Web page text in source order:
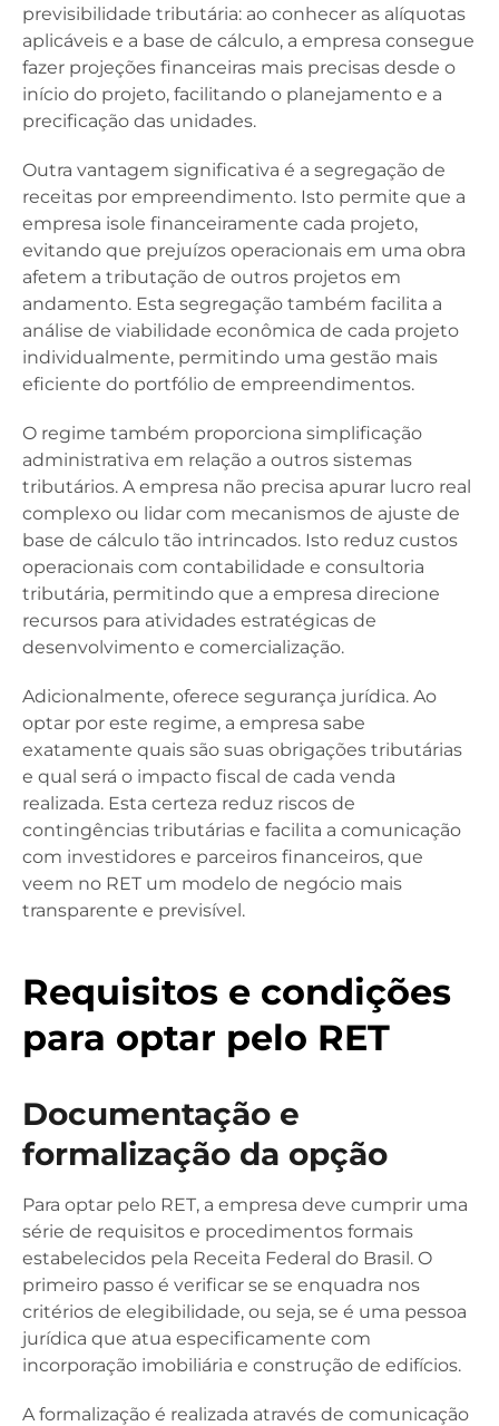
previsibilidade tributária: ao conhecer as alíquotas
aplicáveis e a base de cálculo, a empresa consegue
fazer projeções financeiras mais precisas desde o
início do projeto, facilitando o planejamento e a
precificação das unidades.
Outra vantagem significativa é a segregação de
receitas por empreendimento. Isto permite que a
empresa isole financeiramente cada projeto,
evitando que prejuízos operacionais em uma obra
afetem a tributação de outros projetos em
andamento. Esta segregação também facilita a
análise de viabilidade econômica de cada projeto
individualmente, permitindo uma gestão mais
eficiente do portfólio de empreendimentos.
O regime também proporciona simplificação
administrativa em relação a outros sistemas
tributários. A empresa não precisa apurar lucro real
complexo ou lidar com mecanismos de ajuste de
base de cálculo tão intrincados. Isto reduz custos
operacionais com contabilidade e consultoria
tributária, permitindo que a empresa direcione
recursos para atividades estratégicas de
desenvolvimento e comercialização.
Adicionalmente, oferece segurança jurídica. Ao
optar por este regime, a empresa sabe
exatamente quais são suas obrigações tributárias
e qual será o impacto fiscal de cada venda
realizada. Esta certeza reduz riscos de
contingências tributárias e facilita a comunicação
com investidores e parceiros financeiros, que
veem no RET um modelo de negócio mais
transparente e previsível.
Requisitos e condições
para optar pelo RET
Documentação e
formalização da opção
Para optar pelo RET, a empresa deve cumprir uma
série de requisitos e procedimentos formais
estabelecidos pela Receita Federal do Brasil. O
primeiro passo é verificar se se enquadra nos
critérios de elegibilidade, ou seja, se é uma pessoa
jurídica que atua especificamente com
incorporação imobiliária e construção de edifícios.
A formalização é realizada através de comunicação